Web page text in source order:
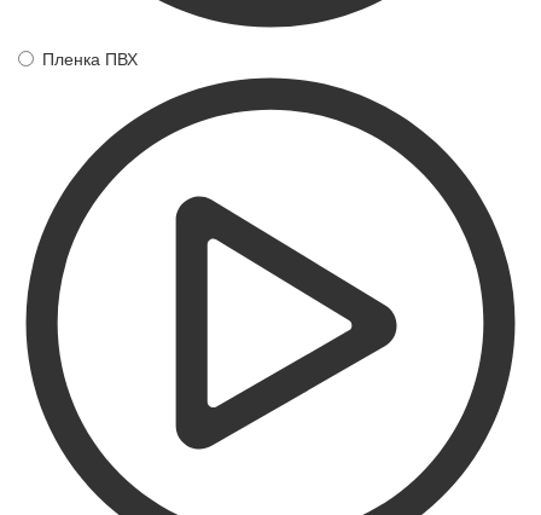
Пленка ПВХ